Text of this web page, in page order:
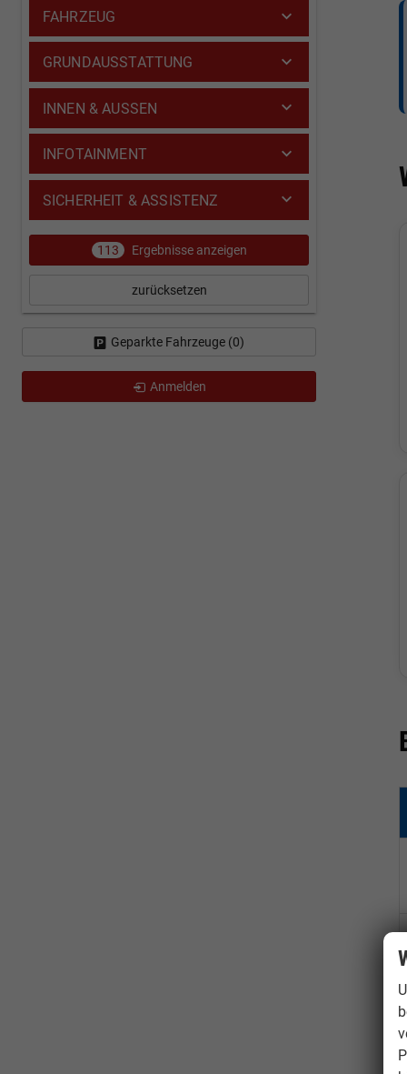
FAHRZEUG
GRUNDAUSSTATTUNG
INNEN & AUSSEN
INFOTAINMENT
SICHERHEIT & ASSISTENZ
113 Ergebnisse anzeigen
zurücksetzen
Geparkte Fahrzeuge (0)
Anmelden